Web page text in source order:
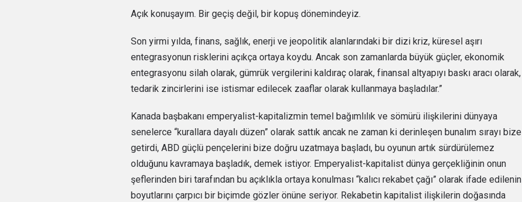
Açık konuşayım. Bir geçiş değil, bir kopuş dönemindeyiz.
Son yirmi yılda, finans, sağlık, enerji ve jeopolitik alanlarındaki bir dizi kriz, küresel aşırı
entegrasyonun risklerini açıkça ortaya koydu. Ancak son zamanlarda büyük güçler, ekonomik
entegrasyonu silah olarak, gümrük vergilerini kaldıraç olarak, finansal altyapıyı baskı aracı olarak,
tedarik zincirlerini ise istismar edilecek zaaflar olarak kullanmaya başladılar.”
Kanada başbakanı emperyalist-kapitalizmin temel bağımlılık ve sömürü ilişkilerini dünyaya
senelerce “kurallara dayalı düzen” olarak sattık ancak ne zaman ki derinleşen bunalım sırayı bize
getirdi, ABD güçlü pençelerini bize doğru uzatmaya başladı, bu oyunun artık sürdürülemez
olduğunu kavramaya başladık, demek istiyor. Emperyalist-kapitalist dünya gerçekliğinin onun
şeflerinden biri tarafından bu açıklıkla ortaya konulması “kalıcı rekabet çağı” olarak ifade edilenin
boyutlarını çarpıcı bir biçimde gözler önüne seriyor. Rekabetin kapitalist ilişkilerin doğasında